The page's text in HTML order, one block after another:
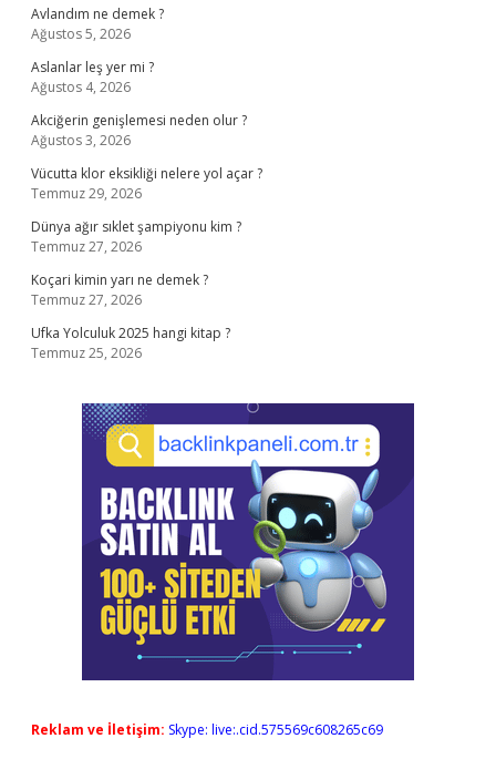
Avlandım ne demek ?
Ağustos 5, 2026
Aslanlar leş yer mi ?
Ağustos 4, 2026
Akciğerin genişlemesi neden olur ?
Ağustos 3, 2026
Vücutta klor eksikliği nelere yol açar ?
Temmuz 29, 2026
Dünya ağır sıklet şampiyonu kim ?
Temmuz 27, 2026
Koçari kimin yarı ne demek ?
Temmuz 27, 2026
Ufka Yolculuk 2025 hangi kitap ?
Temmuz 25, 2026
Reklam ve İletişim: Skype: live:.cid.575569c608265c69